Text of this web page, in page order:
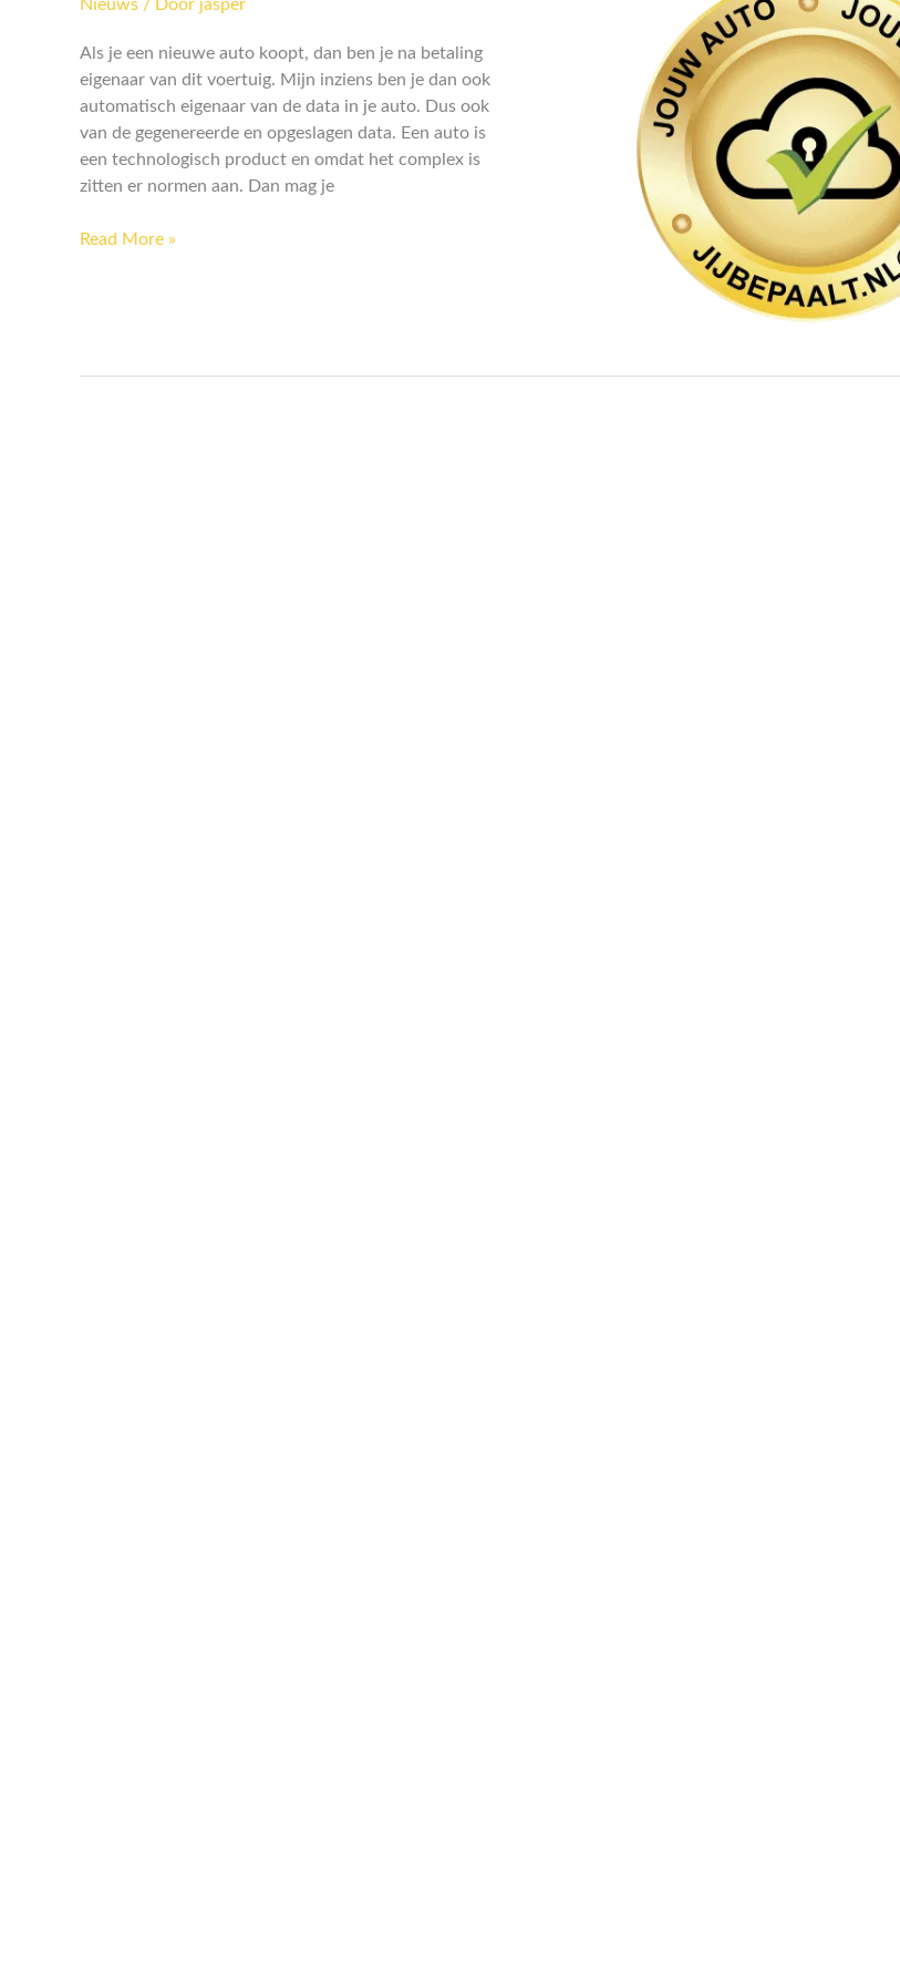
Nieuws / Door jasper
Als je een nieuwe auto koopt, dan ben je na betaling
eigenaar van dit voertuig. Mijn inziens ben je dan ook
automatisch eigenaar van de data in je auto. Dus ook
van de gegenereerde en opgeslagen data. Een auto is
een technologisch product en omdat het complex is
zitten er normen aan. Dan mag je
Jouw
data
bepaalt
Read More »